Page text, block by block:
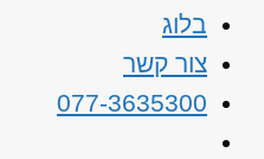
בלוג
צור קשר
077-3635300